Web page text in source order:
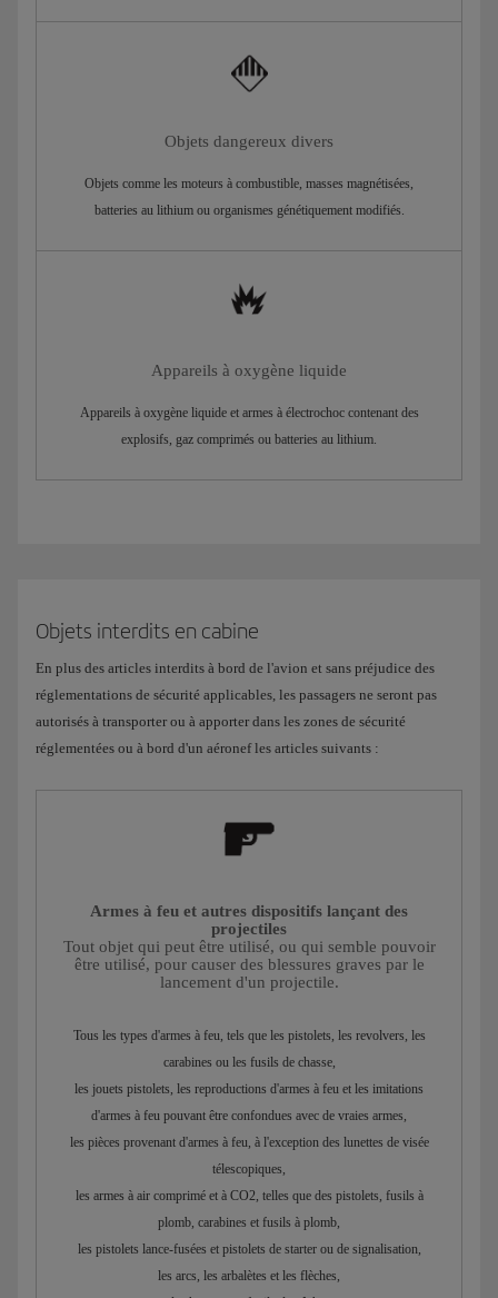
Objets dangereux divers
Objets comme les moteurs à combustible, masses magnétisées,
batteries au lithium ou organismes génétiquement modifiés.
Appareils à oxygène liquide
Appareils à oxygène liquide et armes à électrochoc contenant des
explosifs, gaz comprimés ou batteries au lithium.
Objets interdits en cabine
En plus des articles interdits à bord de l'avion et sans préjudice des
réglementations de sécurité applicables, les passagers ne seront pas
autorisés à transporter ou à apporter dans les zones de sécurité
réglementées ou à bord d'un aéronef les articles suivants :
Armes à feu et autres dispositifs lançant des
projectiles
Tout objet qui peut être utilisé, ou qui semble pouvoir
être utilisé, pour causer des blessures graves par le
lancement d'un projectile.
Tous les types d'armes à feu, tels que les pistolets, les revolvers, les
carabines ou les fusils de chasse,
les jouets pistolets, les reproductions d'armes à feu et les imitations
d'armes à feu pouvant être confondues avec de vraies armes,
les pièces provenant d'armes à feu, à l'exception des lunettes de visée
télescopiques,
les armes à air comprimé et à CO2, telles que des pistolets, fusils à
plomb, carabines et fusils à plomb,
les pistolets lance-fusées et pistolets de starter ou de signalisation,
les arcs, les arbalètes et les flèches,